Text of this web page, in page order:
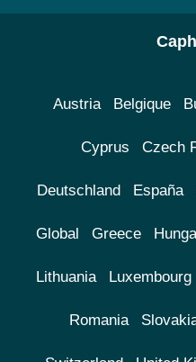
Austria Belgique
Cyprus Czech
Deutschland España
Global Greece
Lithuania Luxembourg
Romania